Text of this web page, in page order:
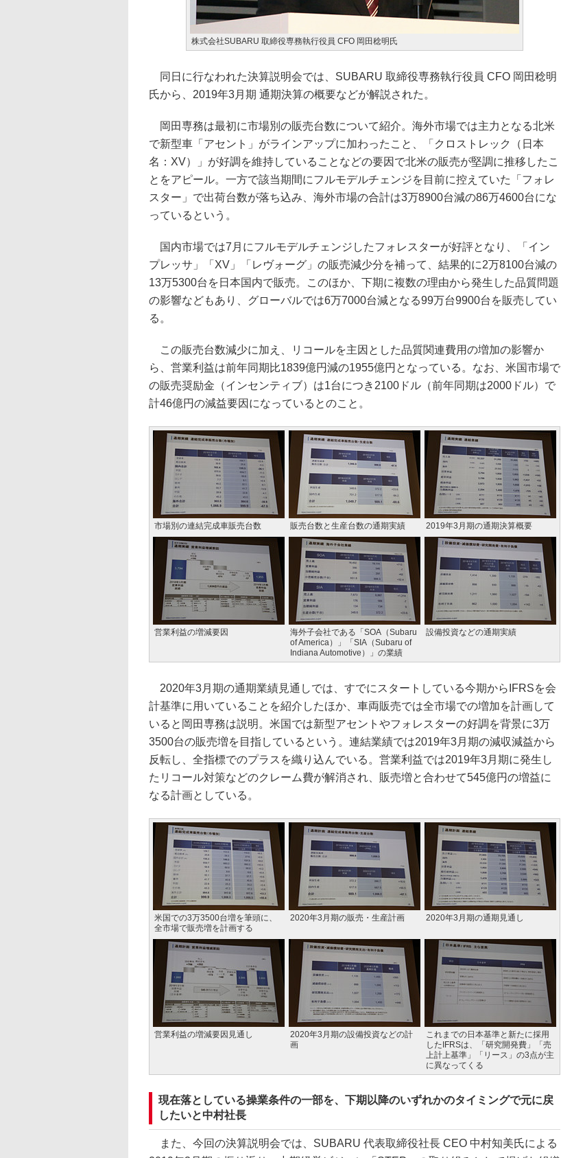
株式会社SUBARU 取締役専務執行役員 CFO 岡田稔明氏
同日に行なわれた決算説明会では、SUBARU 取締役専務執行役員 CFO 岡田稔明
氏から、2019年3月期 通期決算の概要などが解説された。
岡田専務は最初に市場別の販売台数について紹介。海外市場では主力となる北米
で新型車「アセント」がラインアップに加わったこと、「クロストレック（日本
名：XV）」が好調を維持していることなどの要因で北米の販売が堅調に推移したこ
とをアピール。一方で該当期間にフルモデルチェンジを目前に控えていた「フォレ
スター」で出荷台数が落ち込み、海外市場の合計は3万8900台減の86万4600台にな
っているという。
国内市場では7月にフルモデルチェンジしたフォレスターが好評となり、「イン
プレッサ」「XV」「レヴォーグ」の販売減少分を補って、結果的に2万8100台減の
13万5300台を日本国内で販売。このほか、下期に複数の理由から発生した品質問題
の影響などもあり、グローバルでは6万7000台減となる99万台9900台を販売してい
る。
この販売台数減少に加え、リコールを主因とした品質関連費用の増加の影響か
ら、営業利益は前年同期比1839億円減の1955億円となっている。なお、米国市場で
の販売奨励金（インセンティブ）は1台につき2100ドル（前年同期は2000ドル）で
計46億円の減益要因になっているとのこと。
市場別の連結完成車販売台数 販売台数と生産台数の通期実績 2019年3月期の通期決算概要
営業利益の増減要因
海外子会社である「SOA（Subaru
of America）」「SIA（Subaru of
Indiana Automotive）」の業績
設備投資などの通期実績
2020年3月期の通期業績見通しでは、すでにスタートしている今期からIFRSを会
計基準に用いていることを紹介したほか、車両販売では全市場での増加を計画して
いると岡田専務は説明。米国では新型アセントやフォレスターの好調を背景に3万
3500台の販売増を目指しているという。連結業績では2019年3月期の減収減益から
反転し、全指標でのプラスを織り込んでいる。営業利益では2019年3月期に発生し
たリコール対策などのクレーム費が解消され、販売増と合わせて545億円の増益に
なる計画としている。
米国での3万3500台増を筆頭に、
全市場で販売増を計画する
2020年3月期の販売・生産計画 2020年3月期の通期見通し
営業利益の増減要因見通し
2020年3月期の設備投資などの計
画
これまでの日本基準と新たに採用
したIFRSは、「研究開発費」「売
上計上基準」「リース」の3点が主
に異なってくる
現在落としている操業条件の一部を、下期以降のいずれかのタイミングで元に戻
したいと中村社長
また、今回の決算説明会では、SUBARU 代表取締役社長 CEO 中村知美氏による